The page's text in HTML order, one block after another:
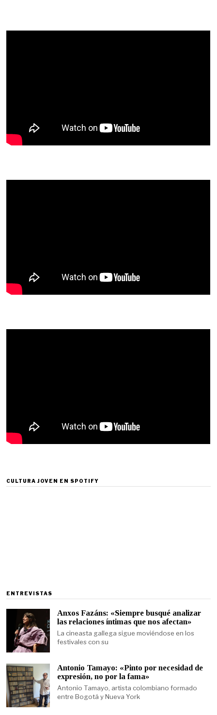
CULTURA JOVEN EN SPOTIFY
ENTREVISTAS
Anxos Fazáns: «Siempre busqué analizar
las relaciones íntimas que nos afectan»
La cineasta gallega sigue moviéndose en los
festivales con su
Antonio Tamayo: «Pinto por necesidad de
expresión, no por la fama»
Antonio Tamayo, artista colombiano formado
entre Bogotá y Nueva York